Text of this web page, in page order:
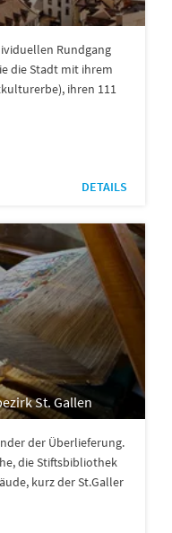
Rundgang
die Stadt mit ihrem
ihren 111
DETAILS
St. Gallen
der Überlieferung.
die Stiftsbibliothek
kurz der St.Galler